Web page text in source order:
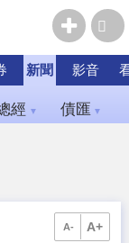
新聞 影音
經 ▼ 債匯 ▼
A- A+